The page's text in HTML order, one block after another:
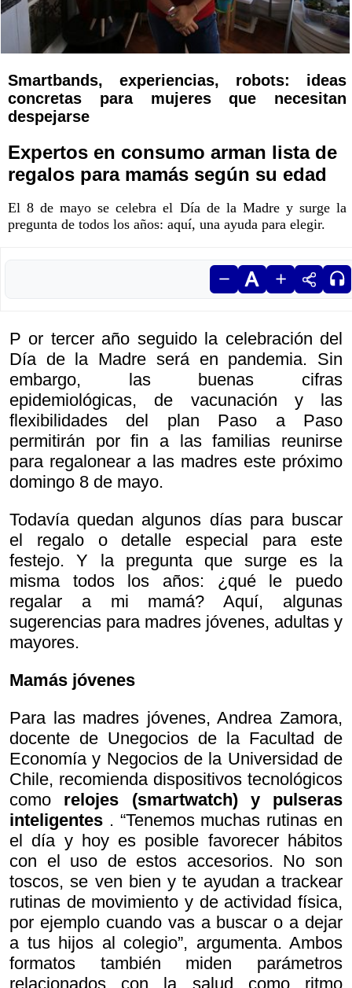
Smartbands, experiencias, robots: ideas
concretas para mujeres que necesitan
despejarse
Expertos en consumo arman lista de
regalos para mamás según su edad
El 8 de mayo se celebra el Día de la Madre y surge la
pregunta de todos los años: aquí, una ayuda para elegir.
P or tercer año seguido la celebración del
Día de la Madre será en pandemia. Sin
embargo, las buenas cifras
epidemiológicas, de vacunación y las
flexibilidades del plan Paso a Paso
permitirán por fin a las familias reunirse
para regalonear a las madres este próximo
domingo 8 de mayo.
Todavía quedan algunos días para buscar
el regalo o detalle especial para este
festejo. Y la pregunta que surge es la
misma todos los años: ¿qué le puedo
regalar a mi mamá? Aquí, algunas
sugerencias para madres jóvenes, adultas y
mayores.
Mamás jóvenes
Para las madres jóvenes, Andrea Zamora,
docente de Unegocios de la Facultad de
Economía y Negocios de la Universidad de
Chile, recomienda dispositivos tecnológicos
como relojes (smartwatch) y pulseras
inteligentes . “Tenemos muchas rutinas en
el día y hoy es posible favorecer hábitos
con el uso de estos accesorios. No son
toscos, se ven bien y te ayudan a trackear
rutinas de movimiento y de actividad física,
por ejemplo cuando vas a buscar o a dejar
a tus hijos al colegio”, argumenta. Ambos
formatos también miden parámetros
relacionados con la salud como ritmo